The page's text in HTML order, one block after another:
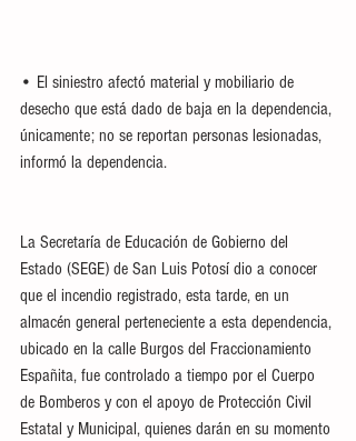
• El siniestro afectó material y mobiliario de
desecho que está dado de baja en la dependencia,
únicamente; no se reportan personas lesionadas,
informó la dependencia.
La Secretaría de Educación de Gobierno del
Estado (SEGE) de San Luis Potosí dio a conocer
que el incendio registrado, esta tarde, en un
almacén general perteneciente a esta dependencia,
ubicado en la calle Burgos del Fraccionamiento
Españita, fue controlado a tiempo por el Cuerpo
de Bomberos y con el apoyo de Protección Civil
Estatal y Municipal, quienes darán en su momento